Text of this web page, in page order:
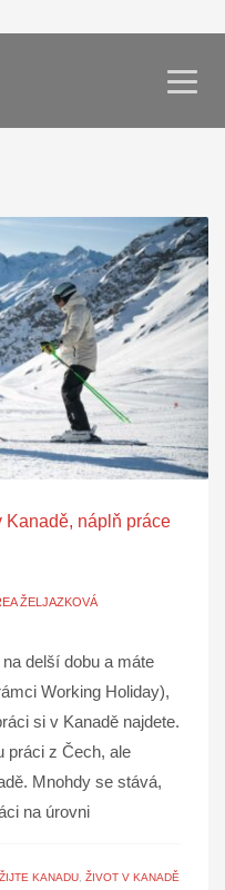
Kanadě, náplň práce
ŽELJAZKOVÁ
delší dobu a máte
Working Holiday),
si v Kanadě najdete.
práci z Čech, ale
Mnohdy se stává,
na úrovni
KANADU, ŽIVOT V KANADĚ